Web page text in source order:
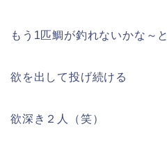
もう1匹鯛が釣れないかな～と
欲を出して投げ続ける
欲深き２人（笑）